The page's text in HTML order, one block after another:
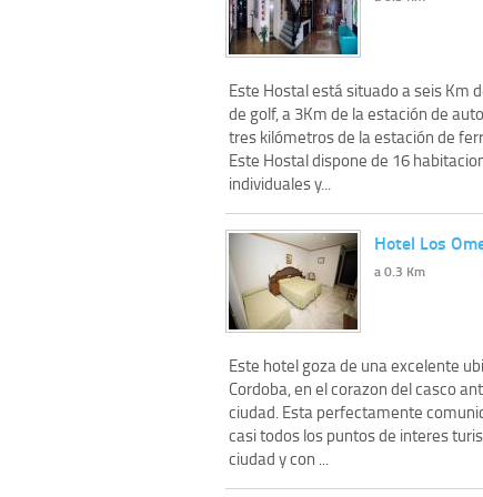
Este Hostal está situado a seis Km
de golf, a 3Km de la estación de
tres kilómetros de la estación de
Este Hostal dispone de 16
individuales y...
Hotel Los
a 0.3 Km
Este hotel goza de una excelente
Cordoba, en el corazon del casco
ciudad. Esta perfectamente
casi todos los puntos de interes
ciudad y con ...